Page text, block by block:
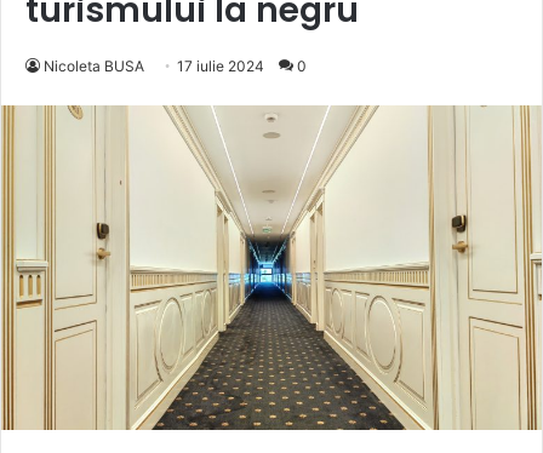
turismului la negru
Nicoleta BUSA 17 iulie 2024 0